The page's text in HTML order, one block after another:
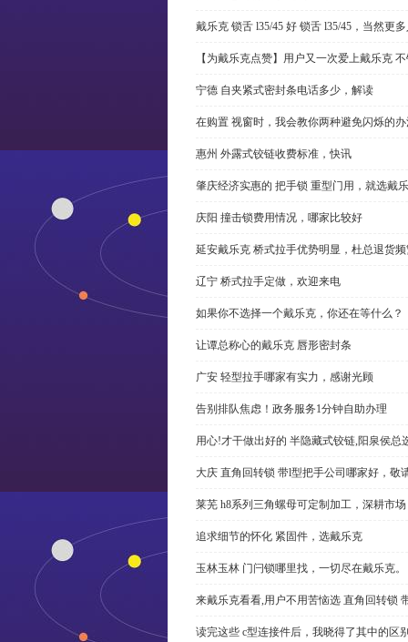
戴乐克 锁舌 l35/45 好 锁舌 l35/45，当然更
【为戴乐克点赞】用户又一次爱上戴乐克
宁德 自夹紧式密封条电话多少，解读
在购置 视窗时，我会教你两种避免闪烁的
惠州 外露式铰链收费标准，快讯
肇庆经济实惠的 把手锁 重型门用，就选戴
庆阳 撞击锁费用情况，哪家比较好
延安戴乐克 桥式拉手优势明显，杜总退货
辽宁 桥式拉手定做，欢迎来电
如果你不选择一个戴乐克，你还在等什么？
让谭总称心的戴乐克 唇形密封条
广安 轻型拉手哪家有实力，感谢光顾
告别排队焦虑！政务服务1分钟自助办理
用心!才干做出好的 半隐藏式铰链,阳泉侯总
大庆 直角回转锁 带l型把手公司哪家好，敬
莱芜 h8系列三角螺母可定制加工，深耕市场
追求细节的怀化 紧固件，选戴乐克
玉林玉林 门闩锁哪里找，一切尽在戴乐克。
来戴乐克看看,用户不用苦恼选 直角回转锁
读完这些 c型连接件后，我晓得了其中的区